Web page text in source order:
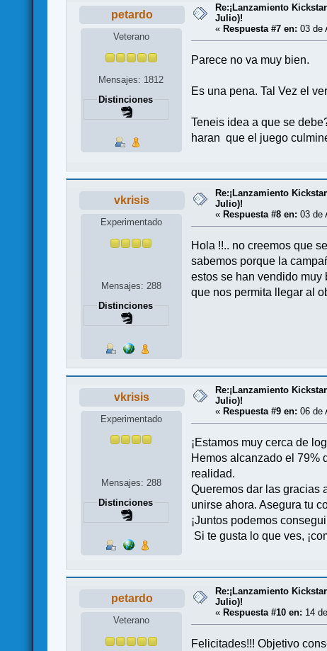
petardo
Veterano
Mensajes: 1812
Distinciones
Re:¡Lanzamiento
Julio)!
«Respuesta #7 en: 03 de
Parece no va muy bien.
Es una pena. Tal Vez el
Teneis idea a que se
haran que el juego
vkrisis
Experimentado
Mensajes: 288
Distinciones
Re:¡Lanzamiento
Julio)!
« Respuesta #8 en: 03 de
Hola !!.. no creemos que
sabemos porque la
estos se han vendido muy
que nos permita llegar al
vkrisis
Experimentado
Mensajes: 288
Distinciones
Re:¡Lanzamiento
Julio)!
«Respuesta #9 en: 06 de
¡Estamos muy cerca de
Hemos alcanzado el 79%
realidad.
Queremos dar las gracias
unirse ahora. Asegura tu
¡Juntos podemos
Si te gusta lo que ves,
petardo
Veterano
Re:¡Lanzamiento
Julio)!
« Respuesta #10 en: 14
Felicitades!!! Objetivo